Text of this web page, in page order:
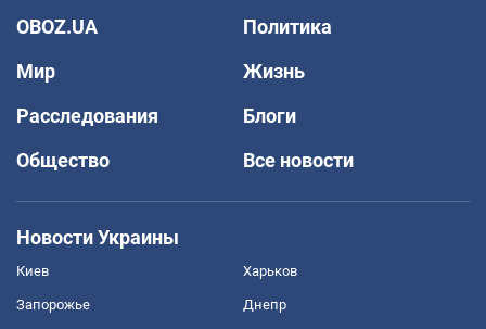
OBOZ.UA
Политика
Мир
Жизнь
Расследования
Блоги
Общество
Все новости
Новости Украины
Киев Харьков
Запорожье Днепр